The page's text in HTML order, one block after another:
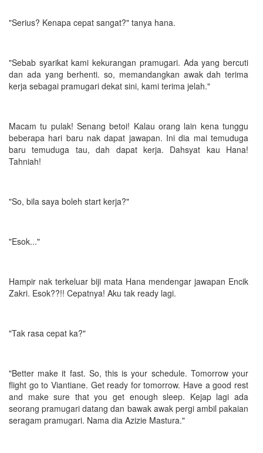
"Serius? Kenapa cepat sangat?" tanya hana.
"Sebab syarikat kami kekurangan pramugari. Ada yang bercuti
dan ada yang berhenti. so, memandangkan awak dah terima
kerja sebagai pramugari dekat sini, kami terima jelah."
Macam tu pulak! Senang betoi! Kalau orang lain kena tunggu
beberapa hari baru nak dapat jawapan. Ini dia mai temuduga
baru temuduga tau, dah dapat kerja. Dahsyat kau Hana!
Tahniah!
"So, bila saya boleh start kerja?"
"Esok..."
Hampir nak terkeluar biji mata Hana mendengar jawapan Encik
Zakri. Esok??!! Cepatnya! Aku tak ready lagi.
"Tak rasa cepat ka?"
"Better make it fast. So, this is your schedule. Tomorrow your
flight go to Viantiane. Get ready for tomorrow. Have a good rest
and make sure that you get enough sleep. Kejap lagi ada
seorang pramugari datang dan bawak awak pergi ambil pakaian
seragam pramugari. Nama dia Azizie Mastura."